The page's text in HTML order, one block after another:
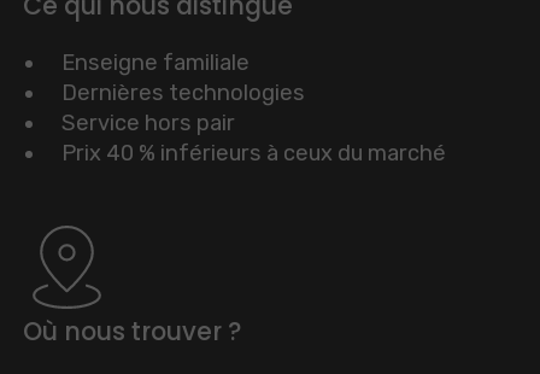
Enseigne familiale
Dernières technologies
Service hors pair
Prix 40 % inférieurs à ceux du marché
Où nous trouver ?